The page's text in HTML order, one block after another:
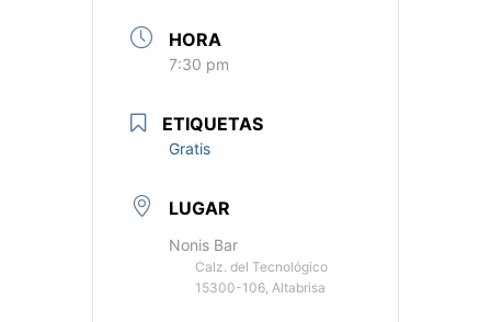
HORA
7:30 pm
ETIQUETAS
Gratis
LUGAR
Nonis Bar
Calz. del Tecnológico
15300-106, Altabrisa